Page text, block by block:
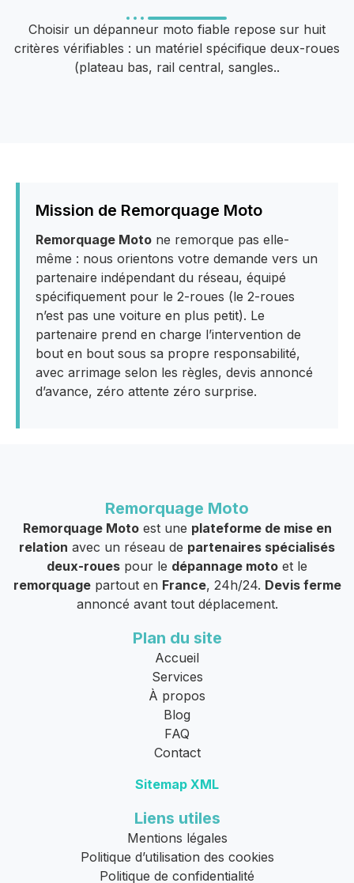
Choisir un dépanneur moto fiable repose sur huit
critères vérifiables : un matériel spécifique deux-roues
(plateau bas, rail central, sangles..
Mission de Remorquage Moto
Remorquage Moto ne remorque pas elle-
même : nous orientons votre demande vers un
partenaire indépendant du réseau, équipé
spécifiquement pour le 2-roues (le 2-roues
n’est pas une voiture en plus petit). Le
partenaire prend en charge l’intervention de
bout en bout sous sa propre responsabilité,
avec arrimage selon les règles, devis annoncé
d’avance, zéro attente zéro surprise.
Remorquage Moto
Remorquage Motoest une plateforme de mise en
relation avec un réseau de partenaires spécialisés
deux-roues pour le dépannage moto et le
remorquagepartout en France, 24h/24. Devis ferme
annoncé avant tout déplacement.
Plan du site
Accueil
Services
À propos
Blog
FAQ
Contact
Sitemap XML
Liens utiles
Mentions légales
Politique d’utilisation des cookies
Politique de confidentialité